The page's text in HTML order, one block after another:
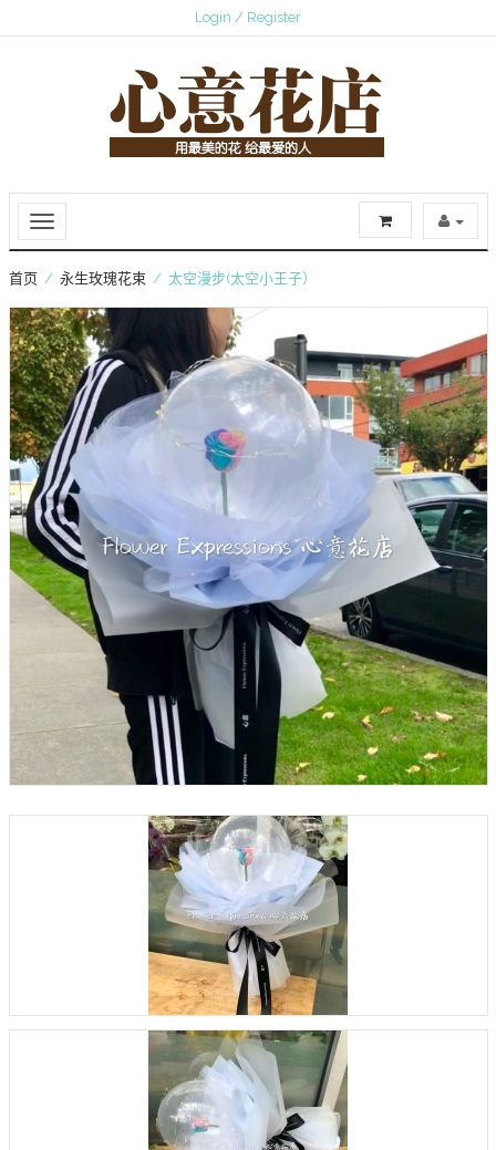
Login / Register
首页/ 永生玫瑰花束 / 太空漫步(太空小王子）